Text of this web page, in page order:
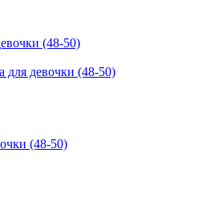
для девочки (48-50)
(48-50)